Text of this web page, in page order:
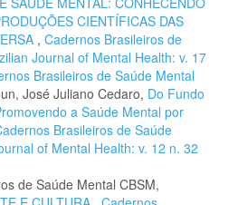
CIENTÍFICAS DAS
, Cadernos Brasileiros de
Journal of Mental Health: v. 17
Brasileiros de Saúde Mental
José Juliano Cedaro, Do Fundo
a Saúde Mental por
Brasileiros de Saúde
of Mental Health: v. 12 n. 32
de Saúde Mental CBSM,